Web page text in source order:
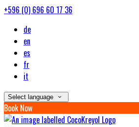
+596 (0) 696 60 17 36
de
en
es
fr
it
Select language
Book Now